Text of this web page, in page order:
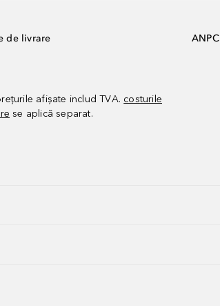
de livrare
afișate includ TVA. costurile
se aplică separat.
ANPC